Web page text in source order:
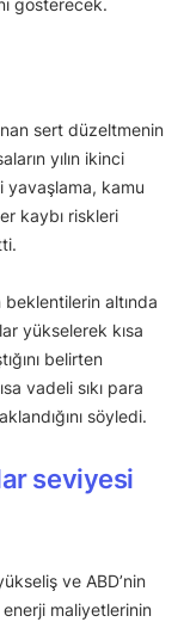
gösterecek.
sert düzeltmenin
yılın ikinci
yavaşlama, kamu
kaybı riskleri
altında
yükselerek kısa
belirten
vadeli sıkı para
söyledi.
seviyesi
ve ABD’nin
enerji maliyetlerinin